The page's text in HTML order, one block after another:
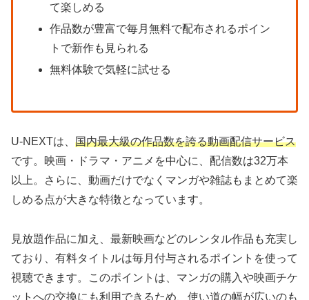
て楽しめる
作品数が豊富で毎月無料で配布されるポイン
トで新作も見られる
無料体験で気軽に試せる
U-NEXTは、 国内最大級の作品数を誇る動画配信サービス
です。映画・ドラマ・アニメを中心に、配信数は32万本
以上。さらに、動画だけでなくマンガや雑誌もまとめて楽
しめる点が大きな特徴となっています。
見放題作品に加え、最新映画などのレンタル作品も充実し
ており、有料タイトルは毎月付与されるポイントを使って
視聴できます。このポイントは、マンガの購入や映画チケ
ットへの交換にも利用できるため、使い道の幅が広いのも